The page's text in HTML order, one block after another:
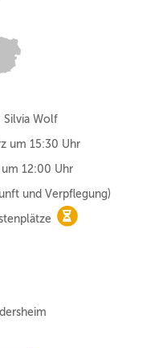
Silvia Wolf
um 15:30 Uhr
um 12:00 Uhr
und Verpflegung)
nur noch